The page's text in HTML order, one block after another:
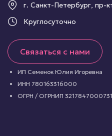
г. Санкт-Петербург, пр-
Круглосуточно
Связаться с нами
ИП Семенок Юлия Игоревна
ИНН 780163316000
ОГРН / ОГРНИП